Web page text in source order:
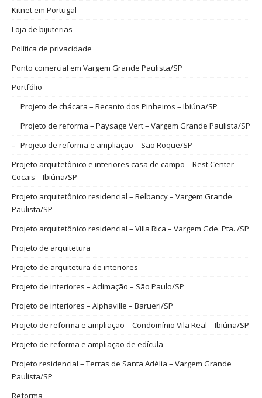
Kitnet em Portugal
Loja de bijuterias
Política de privacidade
Ponto comercial em Vargem Grande Paulista/SP
Portfólio
Projeto de chácara – Recanto dos Pinheiros – Ibiúna/SP
Projeto de reforma – Paysage Vert – Vargem Grande Paulista/SP
Projeto de reforma e ampliação – São Roque/SP
Projeto arquitetônico e interiores casa de campo – Rest Center
Cocais – Ibiúna/SP
Projeto arquitetônico residencial – Belbancy – Vargem Grande
Paulista/SP
Projeto arquitetônico residencial – Villa Rica – Vargem Gde. Pta. /SP
Projeto de arquitetura
Projeto de arquitetura de interiores
Projeto de interiores – Aclimação – São Paulo/SP
Projeto de interiores – Alphaville – Barueri/SP
Projeto de reforma e ampliação – Condomínio Vila Real – Ibiúna/SP
Projeto de reforma e ampliação de edícula
Projeto residencial – Terras de Santa Adélia – Vargem Grande
Paulista/SP
Reforma